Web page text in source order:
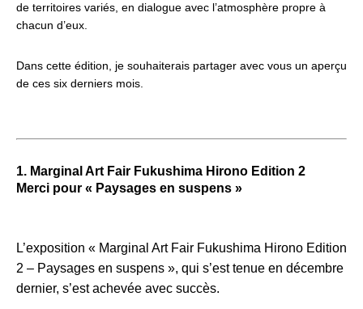
de territoires variés, en dialogue avec l’atmosphère propre à
chacun d’eux.
Dans cette édition, je souhaiterais partager avec vous un aperçu
de ces six derniers mois.
1. Marginal Art Fair Fukushima Hirono Edition 2
Merci pour « Paysages en suspens »
L’exposition « Marginal Art Fair Fukushima Hirono Edition
2 – Paysages en suspens », qui s’est tenue en décembre
dernier, s’est achevée avec succès.